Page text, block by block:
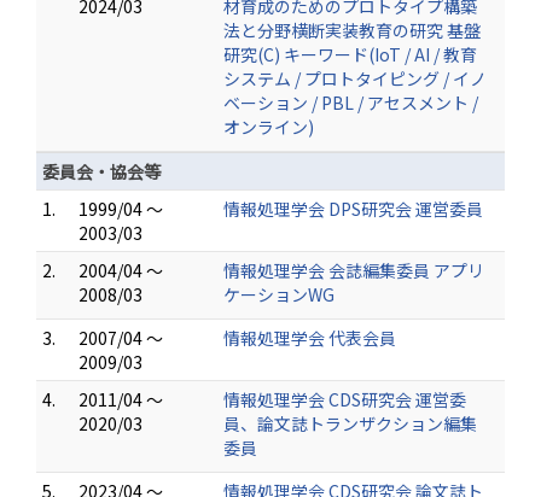
2024/03
材育成のためのプロトタイプ構築
法と分野横断実装教育の研究 基盤
研究(C) キーワード(IoT / AI / 教育
システム / プロトタイピング / イノ
ベーション / PBL / アセスメント /
オンライン)
委員会・協会等
1.
1999/04 ～
2003/03
情報処理学会 DPS研究会 運営委員
2.
2004/04 ～
2008/03
情報処理学会 会誌編集委員 アプリ
ケーションWG
3.
2007/04 ～
2009/03
情報処理学会 代表会員
4.
2011/04 ～
2020/03
情報処理学会 CDS研究会 運営委
員、論文誌トランザクション編集
委員
5.
2023/04 ～ 情報処理学会 CDS研究会 論文誌ト